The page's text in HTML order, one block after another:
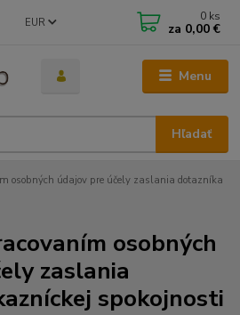
Menu
EUR
Hľadať
0 ks
za 0,00 €
osobných údajov pre účely zaslania dotazníka
osobných
zaslania
spokojnosti